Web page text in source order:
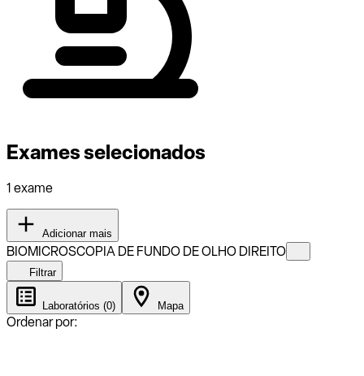
Exames selecionados
1 exame
Adicionar mais
BIOMICROSCOPIA DE FUNDO DE OLHO DIREITO
Filtrar
Laboratórios (0) Mapa
Ordenar por: